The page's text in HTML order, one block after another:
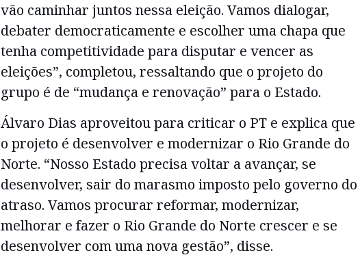
vão caminhar juntos nessa eleição. Vamos dialogar,
debater democraticamente e escolher uma chapa que
tenha competitividade para disputar e vencer as
eleições”, completou, ressaltando que o projeto do
grupo é de “mudança e renovação” para o Estado.
Álvaro Dias aproveitou para criticar o PT e explica que
o projeto é desenvolver e modernizar o Rio Grande do
Norte. “Nosso Estado precisa voltar a avançar, se
desenvolver, sair do marasmo imposto pelo governo do
atraso. Vamos procurar reformar, modernizar,
melhorar e fazer o Rio Grande do Norte crescer e se
desenvolver com uma nova gestão”, disse.